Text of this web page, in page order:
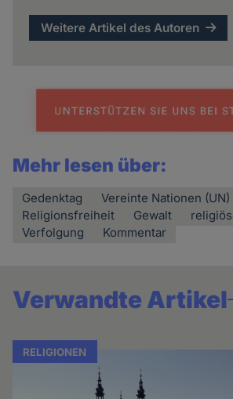
Weitere Artikel des Autoren
Mehr lesen über:
Gedenktag
Vereinte Nationen (UN)
Religionsfreiheit
Gewalt
Verfolgung
Kommentar
Verwandte Artikel
RELIGIONEN